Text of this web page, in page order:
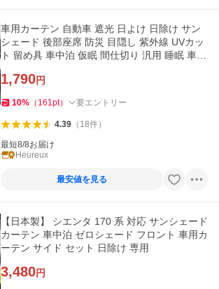
車用カーテン 自動車 遮光 日よけ 日除け サン
シェード 後部座席 防災 目隠し 紫外線 UVカッ
ト 留め具 車中泊 仮眠 間仕切り 汎用 睡眠 車内
1,790円
10% （ 161pt） 要エントリー
4.39（ 18件）
最短8/8お届け
Heureux
最安値を見る
【日本製】 シエンタ 170 系 対応 サンシェード
カーテン 車中泊 ゼロシェード フロント 車用カ
ーテン サイド セット 日除け 専用
3,480円